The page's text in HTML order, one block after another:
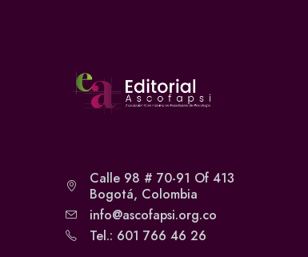
Calle 98 # 70-91 Of 413
Bogotá, Colombia
info@ascofapsi.org.co
Tel.: 601 766 46 26